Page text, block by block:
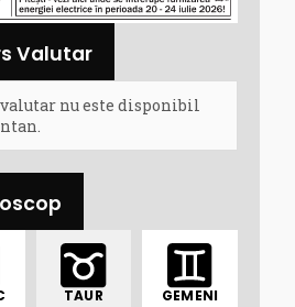
Valutar
nu este disponibil
TAUR GEMENI